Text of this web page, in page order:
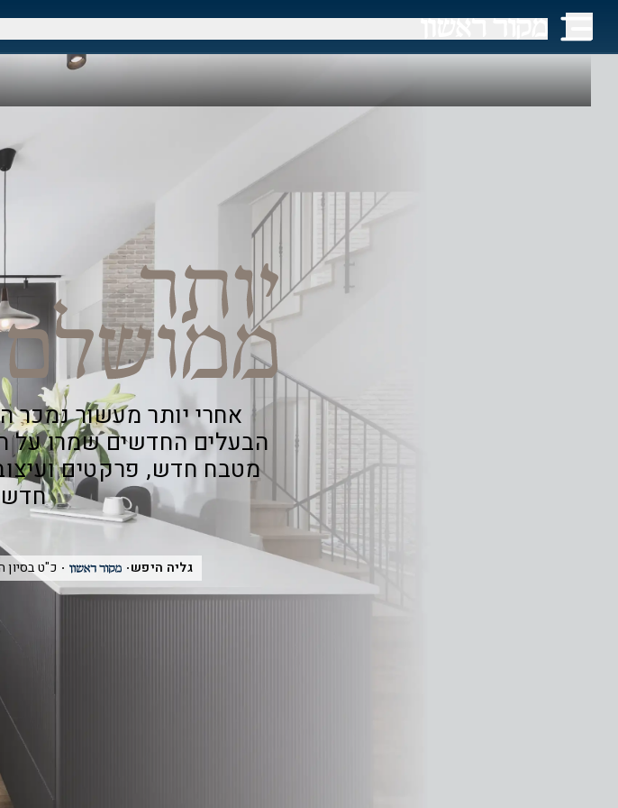
אחרי יותר מעשור נמכר
הבעלים החדשים שמרו על
מטבח חדש, פרקטים
גליה היפש כ"ט בסיון